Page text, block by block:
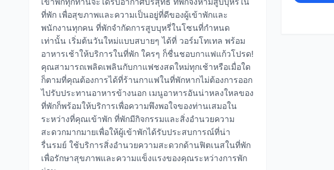
ที่พัก เพื่อสุขภาพและความเป็นอยู่ที่ดีของผู้เข้าพักและ
พนักงานทุกคน ที่พักจำกัดการสูบบุหรี่ในโซนที่กำหนด
เท่านั้น เริ่มต้นวันใหม่แบบสบายๆ ได้ที่ วอร์มโทเทล พร้อม
อาหารเช้าให้บริการในที่พัก ใครๆ ก็ชื่นชอบกาแฟแก้วโปรด!
คุณสามารถเพลิดเพลินกับกาแฟชงสดใหม่ทุกเช้าหรือเมื่อใด
ก็ตามที่คุณต้องการได้ที่ร้านกาแฟในที่พักหากไม่ต้องการออก
ไปรับประทานอาหารข้างนอก เมนูอาหารอันน่าหลงใหลของ
ที่พักก็พร้อมให้บริการเพื่อความพึงพอใจของท่านเสมอใน
ระหว่างที่คุณเข้าพัก ที่พักมีกิจกรรมและสิ่งอำนวยความ
สะดวกมากมายเพื่อให้ผู้เข้าพักได้รับประสบการณ์ที่น่า
รื่นรมย์ ใช้บริการสิ่งอำนวยความสะดวกด้านฟิตเนสในที่พัก
เพื่อรักษาสุขภาพและความแข็งแรงของคุณระหว่างการพัก